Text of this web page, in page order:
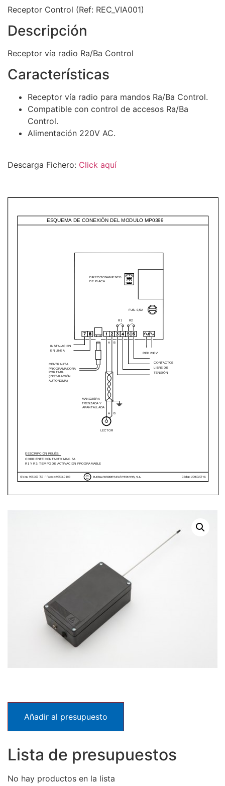
Receptor Control (Ref: REC_VIA001)
Descripción
Receptor vía radio Ra/Ba Control
Características
Receptor vía radio para mandos Ra/Ba Control.
Compatible con control de accesos Ra/Ba
Control.
Alimentación 220V AC.
Descarga Fichero: Click aquí
Añadir al presupuesto
Lista de presupuestos
No hay productos en la lista